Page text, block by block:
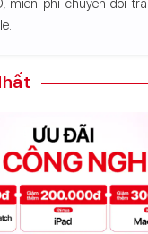
miễn phí chuyển đổi